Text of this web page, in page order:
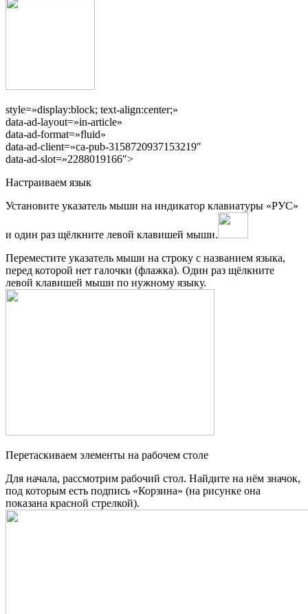
style=»display:block; text-align:center;»
data-ad-layout=»in-article»
data-ad-format=»fluid»
data-ad-client=»ca-pub-3158720937153219″
data-ad-slot=»2288019166″>
Настраиваем язык
Установите указатель мыши на индикатор клавиатуры «РУС»
и один раз щёлкните левой клавишей мыши.
Переместите указатель мыши на строку с названием языка,
перед которой нет галочки (флажка). Один раз щёлкните
левой клавишей мыши по нужному языку.
Перетаскиваем элементы на рабочем столе
Для начала, рассмотрим рабочий стол. Найдите на нём значок,
под которым есть подпись «Корзина» (на рисунке она
показана красной стрелкой).